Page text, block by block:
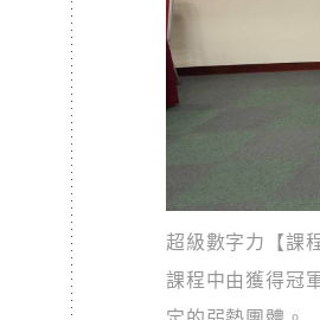
超級數字力【課
課程中由獲得冠